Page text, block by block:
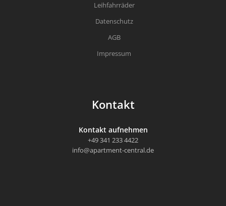
Leihfahrräder
Datenschutz
AGB
Impressum
Kontakt
Kontakt aufnehmen
+49 341 233 4422
info@apartment-central.de